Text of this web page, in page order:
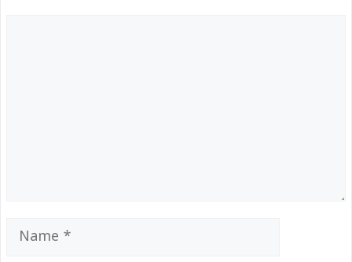
Name